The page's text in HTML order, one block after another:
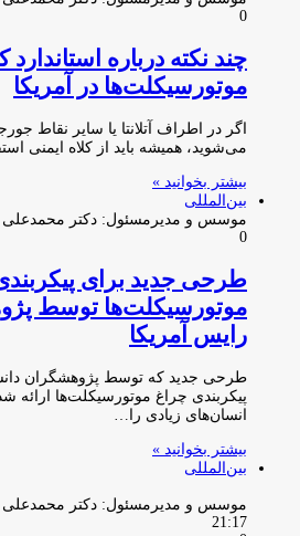
0
چند نکته درباره استاندارد
موتورسیکلت‌ها در آمریکا
اگر در اطراف آتلانتا یا سایر نقاط
می‌شوید، همیشه باید از کلاه ایمنی
بیشتر بخوانید »
بین‌المللی
موسس و مدیرمسئول: دکتر محمدعلی
0
طرحی جدید برای
موتورسیکلت‌ها توسط
رایس آمریکا
طرحی جدید که توسط پژوهشگران
پیکربندی چراغ موتورسیکلت‌ها ارائه
انسان‌های زیادی را…
بیشتر بخوانید »
بین‌المللی
موسس و مدیرمسئول: دکتر محمدعلی
21:17